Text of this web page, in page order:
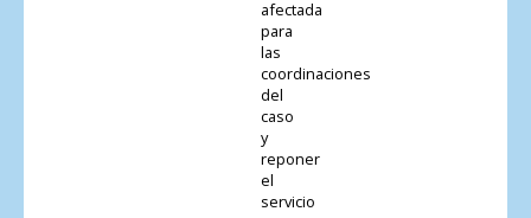
afectada
para
las
coordinaciones
del
caso
y
reponer
el
servicio